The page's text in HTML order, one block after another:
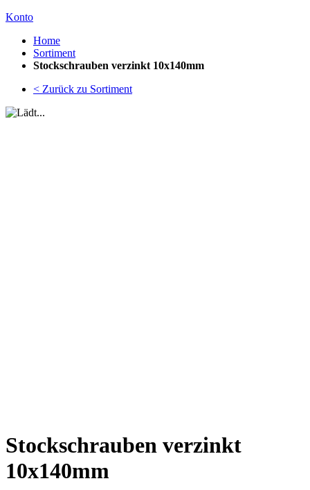
Konto
Home
Sortiment
Stockschrauben verzinkt 10x140mm
< Zurück zu Sortiment
Stockschrauben verzinkt
10x140mm